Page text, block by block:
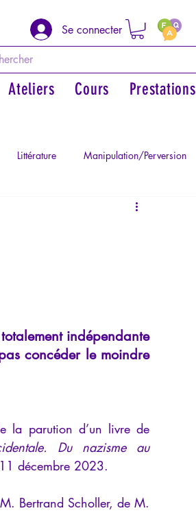
Se connecter
Ateliers Cours Prestations
Littérature Manipulation/Perversion
indépendante
concéder le moindre
la parution d’un livre de
Du nazisme au
décembre 2023.
Bertrand Scholler, de M.